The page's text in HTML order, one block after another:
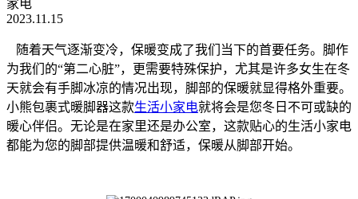
家电
2023.11.15
随着天气逐渐变冷，保暖变成了我们当下的首要任务。脚作
为我们的“第二心脏”，更需要特殊保护，尤其是许多女生在冬
天就会有手脚冰凉的情况出现，脚部的保暖就显得格外重要。
小熊包裹式暖脚器这款生活小家电就将会是您冬日不可或缺的
暖心伴侣。无论是在家里还是办公室，这款贴心的生活小家电
都能为您的脚部提供温暖和舒适，保暖从脚部开始。